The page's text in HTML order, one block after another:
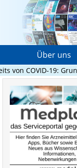
Über uns
von COVID-19: